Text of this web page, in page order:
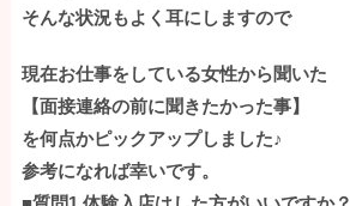
そんな状況もよく耳にしますので
現在お仕事をしている女性から聞いた
【面接連絡の前に聞きたかった事】
を何点かピックアップしました♪
参考になれば幸いです。